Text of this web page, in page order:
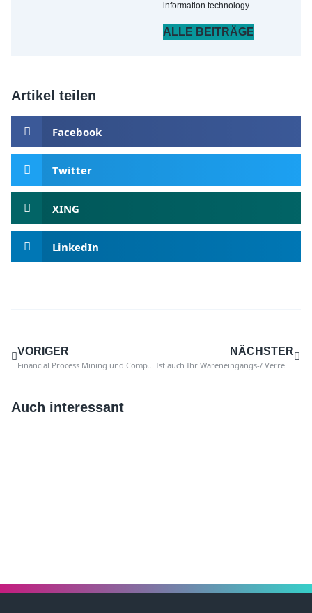
information technology.
ALLE BEITRÄGE
Artikel teilen
Facebook
Twitter
XING
LinkedIn
VORIGER
Financial Process Mining und Compliance in Prozessmodellen
NÄCHSTER
Ist auch Ihr Wareneingangs-/ Verrechnungskonto zur Müllhalde verkommen?
Auch interessant